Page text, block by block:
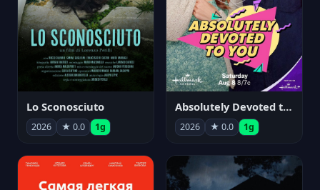
Lo Sconosciuto
2026 ★ 0.0 1g
Absolutely Devoted to You
2026 ★ 0.0 1g